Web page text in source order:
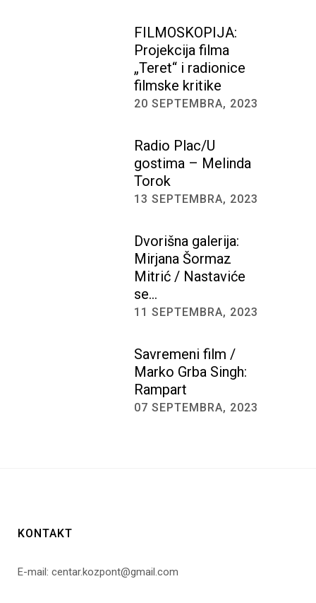
FILMOSKOPIJA:
Projekcija filma
„Teret“ i radionice
filmske kritike
20 SEPTEMBRA, 2023
Radio Plac/U
gostima – Melinda
Torok
13 SEPTEMBRA, 2023
Dvorišna galerija:
Mirjana Šormaz
Mitrić / Nastaviće
se…
11 SEPTEMBRA, 2023
Savremeni film /
Marko Grba Singh:
Rampart
07 SEPTEMBRA, 2023
KONTAKT
E-mail: centar.kozpont@gmail.com